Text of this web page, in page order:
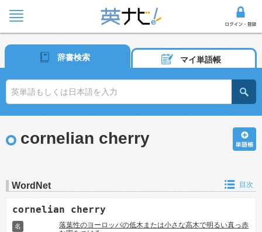
辞書検索 マイ単語帳
cornelian cherry
WordNet 目次
cornelian cherry
名
落葉性のヨーロッパの低木または小さな高木で明るい真っ赤